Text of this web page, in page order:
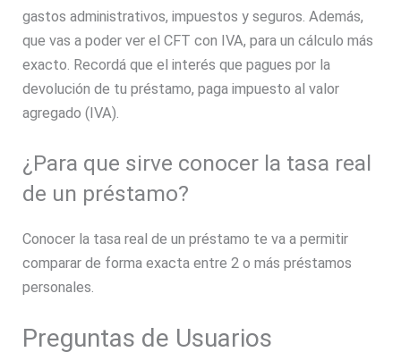
gastos administrativos, impuestos y seguros. Además,
que vas a poder ver el CFT con IVA, para un cálculo más
exacto. Recordá que el interés que pagues por la
devolución de tu préstamo, paga impuesto al valor
agregado (IVA).
¿Para que sirve conocer la tasa real
de un préstamo?
Conocer la tasa real de un préstamo te va a permitir
comparar de forma exacta entre 2 o más préstamos
personales.
Preguntas de Usuarios